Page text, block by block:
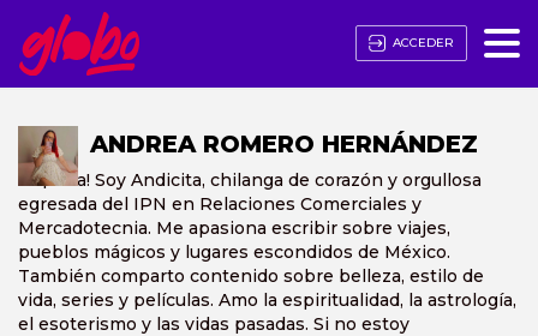
ACCEDER
ANDREA ROMERO HERNÁNDEZ
¡Hola! Soy Andicita, chilanga de corazón y orgullosa
egresada del IPN en Relaciones Comerciales y
Mercadotecnia. Me apasiona escribir sobre viajes,
pueblos mágicos y lugares escondidos de México.
También comparto contenido sobre belleza, estilo de
vida, series y películas. Amo la espiritualidad, la astrología,
el esoterismo y las vidas pasadas. Si no estoy